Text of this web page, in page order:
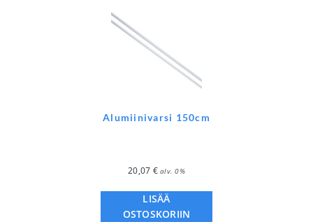
Alumiinivarsi 150cm
20,07 € alv. 0%
LISÄÄ
OSTOSKORIIN